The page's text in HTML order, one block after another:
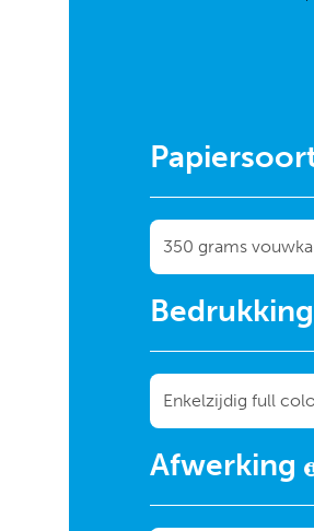
Afwerking